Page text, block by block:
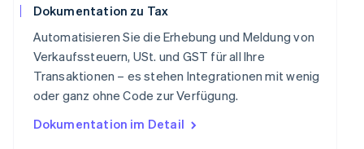
Dokumentation zu Tax
Automatisieren Sie die Erhebung und Meldung von
Verkaufssteuern, USt. und GST für all Ihre
Transaktionen – es stehen Integrationen mit wenig
oder ganz ohne Code zur Verfügung.
Dokumentation im Detail
Spanien
EspañolEnglish
ไทยEnglish
Tschechische Republik
English
English